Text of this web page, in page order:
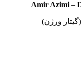
Amir Azimi–